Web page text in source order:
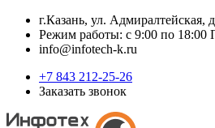
г.Казань, ул. Адмиралтейская,
Режим работы: с 9:00 по 18:00
info@infotech-k.ru
+7 843 212-25-26
Заказать звонок